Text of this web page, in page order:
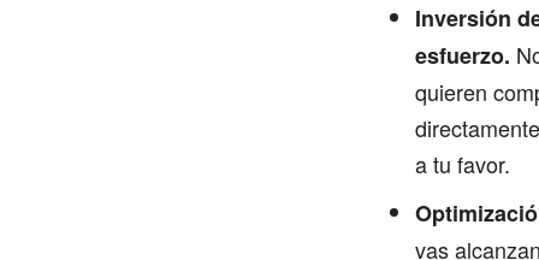
Inversión
esfuerzo.
quieren
a tu favor.
vas